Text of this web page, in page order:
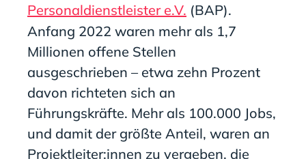
Personaldienstleister e.V. (BAP).
Anfang 2022 waren mehr als 1,7
Millionen offene Stellen
ausgeschrieben – etwa zehn Prozent
davon richteten sich an
Führungskräfte. Mehr als 100.000 Jobs,
und damit der größte Anteil, waren an
Projektleiter:innen zu vergeben, die